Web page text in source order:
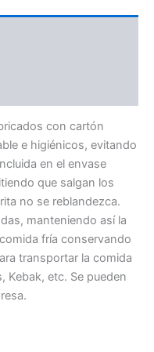
con cartón
e higiénicos, evitando
en el envase
que salgan los
no se reblandezca.
manteniendo así la
fría conservando
transportar la comida
Kebak, etc. Se pueden